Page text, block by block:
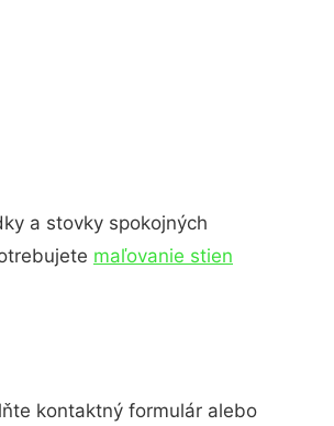
a stovky spokojných
maľovanie stien
kontaktný formulár alebo